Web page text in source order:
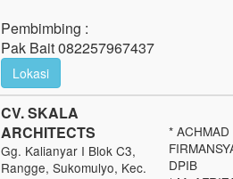
Pembimbing :
Pak Bait 082257967437
Lokasi
CV. SKALA
ARCHITECTS
Gg. Kalianyar I Blok C3,
Rangge, Sukomulyo, Kec.
*
DPIB